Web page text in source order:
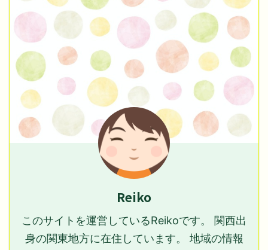
Reiko
このサイトを運営しているReikoです。 関西出
身の関東地方に在住しています。 地域の情報